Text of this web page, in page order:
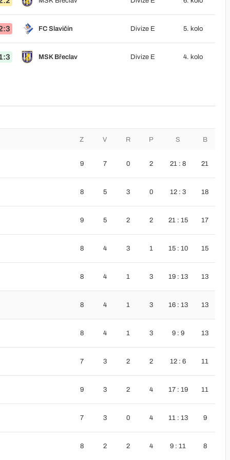
FC Slavičín Divize E 5. kolo
MSK Břeclav Divize E 4. kolo
Z V R P S B
9 7 0 2 21 : 8 21
8 5 3 0 12 : 3 18
9 5 2 2 21 : 15 17
8 4 3 1 15 : 10 15
8 4 1 3 19 : 13 13
8 4 1 3 16 : 13 13
8 4 1 3 9 : 9 13
7 3 2 2 12 : 6 11
9 3 2 4 17 : 19 11
7 3 0 4 11 : 13 9
8 2 2 4 9 : 11 8